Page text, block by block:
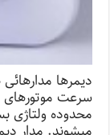
دیمرها